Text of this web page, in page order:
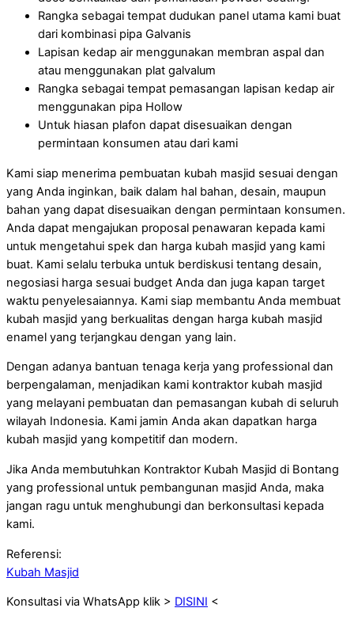
Rangka sebagai tempat dudukan panel utama kami buat
dari kombinasi pipa Galvanis
Lapisan kedap air menggunakan membran aspal dan
atau menggunakan plat galvalum
Rangka sebagai tempat pemasangan lapisan kedap air
menggunakan pipa Hollow
Untuk hiasan plafon dapat disesuaikan dengan
permintaan konsumen atau dari kami
Kami siap menerima pembuatan kubah masjid sesuai dengan
yang Anda inginkan, baik dalam hal bahan, desain, maupun
bahan yang dapat disesuaikan dengan permintaan konsumen.
Anda dapat mengajukan proposal penawaran kepada kami
untuk mengetahui spek dan harga kubah masjid yang kami
buat. Kami selalu terbuka untuk berdiskusi tentang desain,
negosiasi harga sesuai budget Anda dan juga kapan target
waktu penyelesaiannya. Kami siap membantu Anda membuat
kubah masjid yang berkualitas dengan harga kubah masjid
enamel yang terjangkau dengan yang lain.
Dengan adanya bantuan tenaga kerja yang professional dan
berpengalaman, menjadikan kami kontraktor kubah masjid
yang melayani pembuatan dan pemasangan kubah di seluruh
wilayah Indonesia. Kami jamin Anda akan dapatkan harga
kubah masjid yang kompetitif dan modern.
Jika Anda membutuhkan Kontraktor Kubah Masjid di Bontang
yang professional untuk pembangunan masjid Anda, maka
jangan ragu untuk menghubungi dan berkonsultasi kepada
kami.
Referensi:
Kubah Masjid
Konsultasi via WhatsApp klik > DISINI <